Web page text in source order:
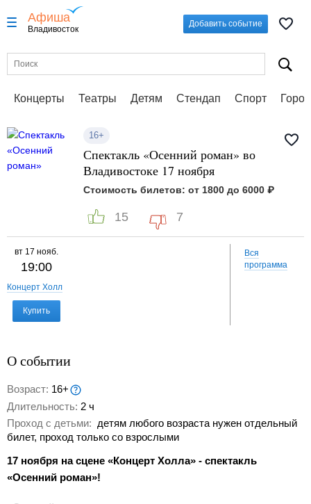
Афиша
Владивосток
Добавить событие
Концерты Театры Детям Стендап Спорт
16+
Спектакль «Осенний роман» во
Владивостоке 17 ноября
Стоимость билетов: от 1800 до 6000 ₽
15 7
вт 17 нояб.
19:00
Концерт Холл
Купить
Вся
программа
О событии
Возраст: 16+
Длительность: 2 ч
Проход с детьми: детям любого возраста нужен отдельный
билет, проход только со взрослыми
17 ноября на сцене «Концерт Холла» - спектакль
«Осенний роман»!